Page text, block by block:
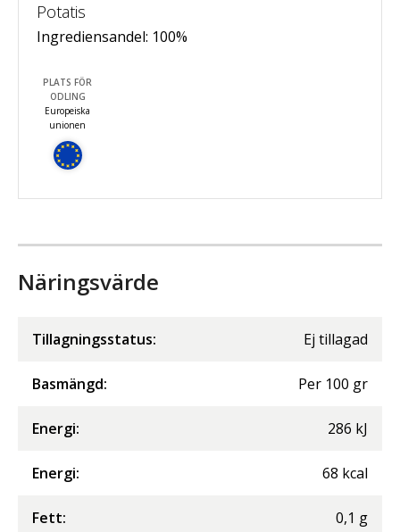
Potatis
Ingrediensandel: 100%
PLATS FÖR
ODLING
Europeiska
unionen
Näringsvärde
Tillagningsstatus: Ej tillagad
Basmängd: Per 100 gr
Energi: 286 kJ
Energi: 68 kcal
Fett: 0,1 g